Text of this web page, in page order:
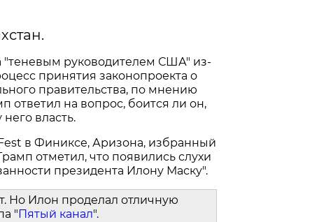
руководителем США" из-
принятия законопроекта о
правительства, по мнению
ответил на вопрос, боится ли он,
власть.
в Финиксе, Аризона, избранный
отметил, что появились слухи
президента Илону Маску".
Но Илон проделал отличную
" Пятый канал".